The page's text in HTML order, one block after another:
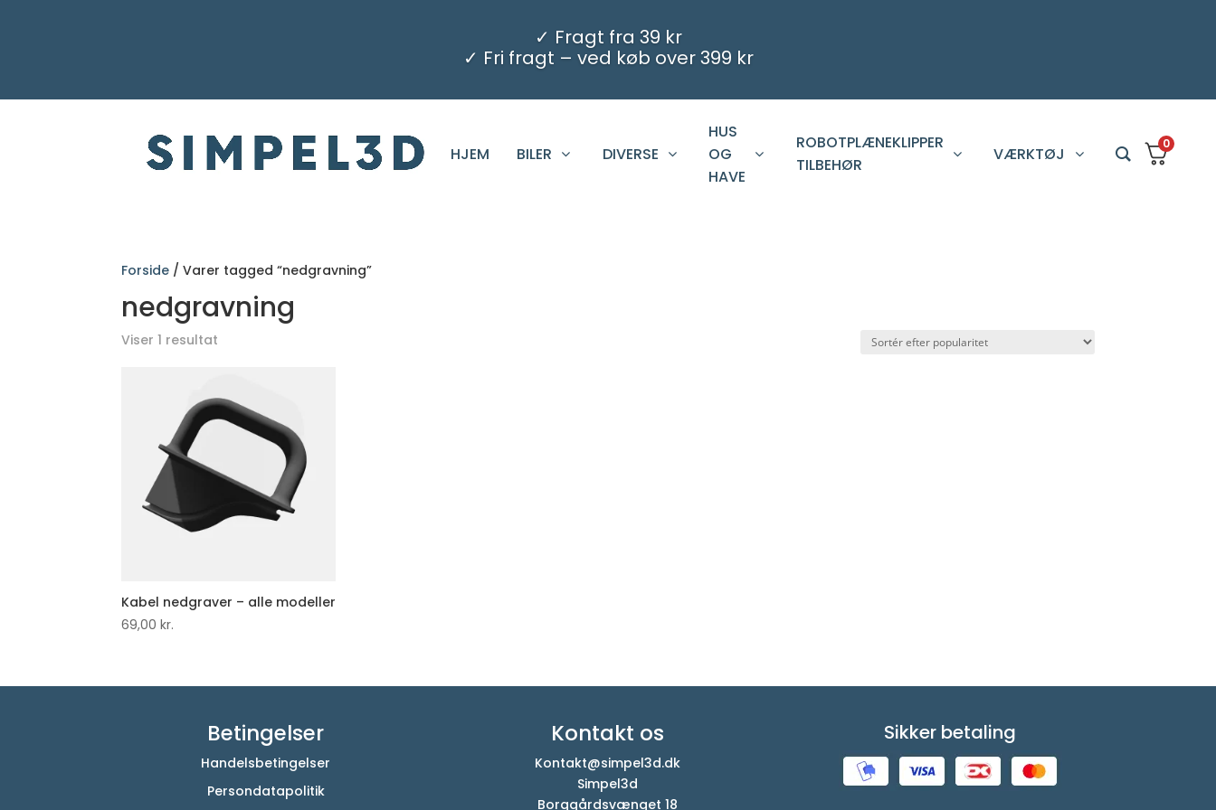
✓ Fragt fra 39 kr
✓ Fri fragt – ved køb over 399 kr
HJEM BILER DIVERSE
HUS
OG
HAVE
ROBOTPLÆNEKLIPPER
TILBEHØR
VÆRKTØJ 0
Forside / Varer tagged “nedgravning”
nedgravning
Viser 1 resultat
Kabel nedgraver – alle modeller
69,00kr.
Betingelser
Handelsbetingelser
Persondatapolitik
Kontakt os
Kontakt@simpel3d.dk
Simpel3d
Borggårdsvænget 18
Sikker betaling